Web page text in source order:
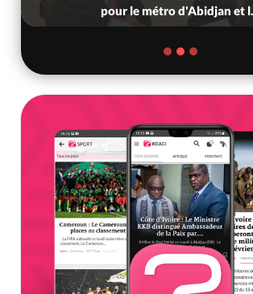
pour le métro d'Abidjan et